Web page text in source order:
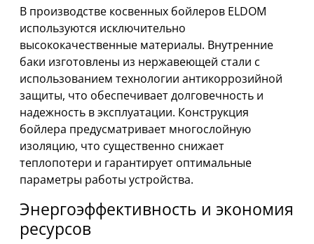
В производстве косвенных бойлеров ELDOM
используются исключительно
высококачественные материалы. Внутренние
баки изготовлены из нержавеющей стали с
использованием технологии антикоррозийной
защиты, что обеспечивает долговечность и
надежность в эксплуатации. Конструкция
бойлера предусматривает многослойную
изоляцию, что существенно снижает
теплопотери и гарантирует оптимальные
параметры работы устройства.
Энергоэффективность и экономия
ресурсов